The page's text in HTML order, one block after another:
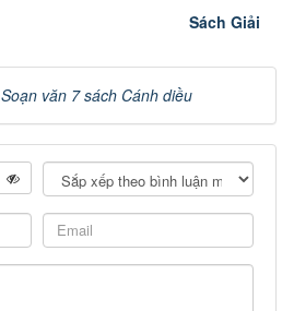
Sách Giải
Soạn văn 7 sách Cánh diều